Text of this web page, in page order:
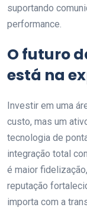
suportando
performance.
O futuro
está na
Investir em uma
custo, mas um
tecnologia de
integração total
é maior
reputação
importa com a